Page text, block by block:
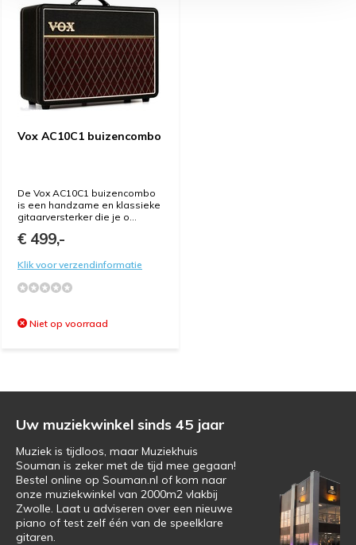
Vox AC10C1 buizencombo
De Vox AC10C1 buizencombo
is een handzame en klassieke
gitaarversterker die je o...
€ 499,-
Klik voor verzendinformatie
Niet op voorraad
Uw muziekwinkel sinds 45 jaar
Muziek is tijdloos, maar Muziekhuis
Souman is zeker met de tijd mee gegaan!
Bestel online op Souman.nl of kom naar
onze muziekwinkel van 2000m2 vlakbij
Zwolle. Laat u adviseren over een nieuwe
piano of test zelf één van de speelklare
gitaren.